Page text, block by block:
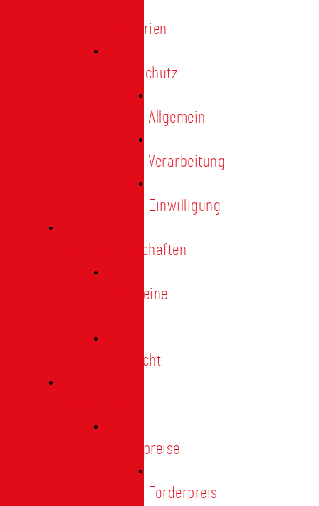
Regularien
Datenschutz
Allgemein
Verarbeitung
Einwilligung
Tischgemeinschaften
Allgemeine
Übersicht
Förderpreise
Förderpreis